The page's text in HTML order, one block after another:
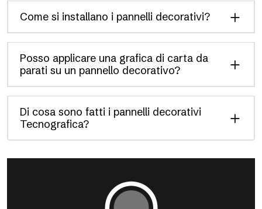
Come si installano i pannelli decorativi?
Posso applicare una grafica di carta da
parati su un pannello decorativo?
Di cosa sono fatti i pannelli decorativi
Tecnografica?